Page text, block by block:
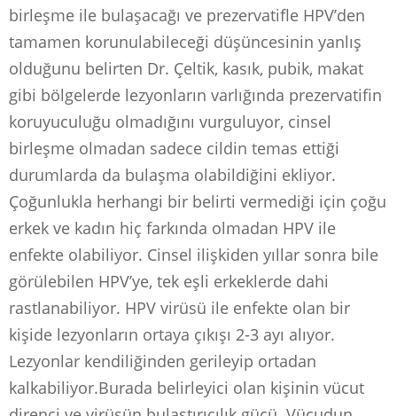
birleşme ile bulaşacağı ve prezervatifle HPV’den
tamamen korunulabileceği düşüncesinin yanlış
olduğunu belirten Dr. Çeltik, kasık, pubik, makat
gibi bölgelerde lezyonların varlığında prezervatifin
koruyuculuğu olmadığını vurguluyor, cinsel
birleşme olmadan sadece cildin temas ettiği
durumlarda da bulaşma olabildiğini ekliyor.
Çoğunlukla herhangi bir belirti vermediği için çoğu
erkek ve kadın hiç farkında olmadan HPV ile
enfekte olabiliyor. Cinsel ilişkiden yıllar sonra bile
görülebilen HPV’ye, tek eşli erkeklerde dahi
rastlanabiliyor. HPV virüsü ile enfekte olan bir
kişide lezyonların ortaya çıkışı 2-3 ayı alıyor.
Lezyonlar kendiliğinden gerileyip ortadan
kalkabiliyor.Burada belirleyici olan kişinin vücut